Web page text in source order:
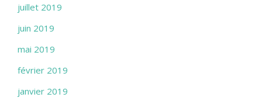
juillet 2019
juin 2019
mai 2019
février 2019
janvier 2019